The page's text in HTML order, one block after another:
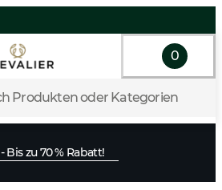
Produkten oder Kategorien
0
Bis zu 70 % Rabatt!